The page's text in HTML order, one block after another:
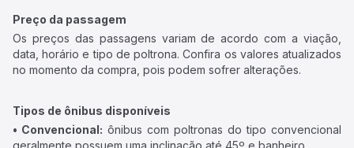
Preço da passagem
Os preços das passagens variam de acordo com a viação,
data, horário e tipo de poltrona. Confira os valores atualizados
no momento da compra, pois podem sofrer alterações.
Tipos de ônibus disponíveis
• Convencional: ônibus com poltronas do tipo convencional
geralmente possuem uma inclinação até 45º e banheiro.